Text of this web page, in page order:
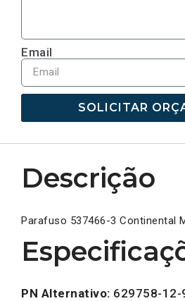
Email
SOLICITAR
Descrição
Parafuso 537466-3 Continental
PN Alternativo: 629758-12-